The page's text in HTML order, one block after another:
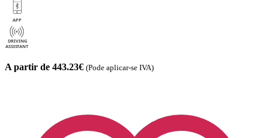
A partir de 443.23€ (Pode aplicar-se IVA)